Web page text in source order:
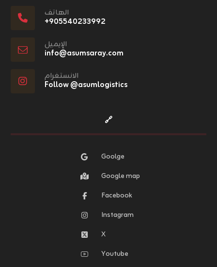
الهاتف
+٩٠٥٥٤٠٢٣٣٩٩٢
الإيميل
info@asumsaray.com
الانستغرام
Follow @asumlogistics
🔗
Goolge
Google map
Facebook
Instagram
X
Youtube